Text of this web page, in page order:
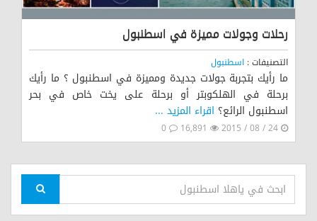
رحلات وجولات مميزة في اسطنبول
التصنيفات : اسطنبول
ما رأيك بتجربة جولات جديدة ومميزة في اسطنبول ؟ ما رأيك
برحلة في الهلكوبتر أو برحلة على يخت خاص في بحر
اسطنبول الرائع؟ اقراء المزيد ...